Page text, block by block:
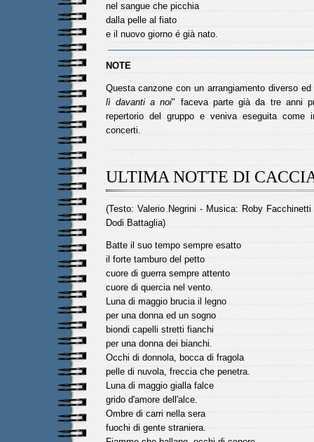
nel sangue che picchia
dalla pelle al fiato
e il nuovo giorno é già nato.
NOTE
Questa canzone con un arrangiamento diverso
lì davanti a noi" faceva parte già da tre anni
repertorio del gruppo e veniva eseguita come
concerti.
ULTIMA NOTTE DI
(Testo: Valerio Negrini - Musica: Roby
Dodi Battaglia)
Batte il suo tempo sempre esatto
il forte tamburo del petto
cuore di guerra sempre attento
cuore di quercia nel vento.
Luna di maggio brucia il legno
per una donna ed un sogno
biondi capelli stretti fianchi
per una donna dei bianchi.
Occhi di donnola, bocca di fragola
pelle di nuvola, freccia che penetra.
Luna di maggio gialla falce
grido d'amore dell'alce.
Ombre di carri nella sera
fuochi di gente straniera.